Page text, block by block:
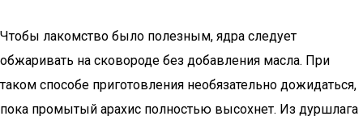
Чтобы лакомство было полезным, ядра следует
обжаривать на сковороде без добавления масла. При
таком способе приготовления необязательно дожидаться,
пока промытый арахис полностью высохнет. Из дуршлага